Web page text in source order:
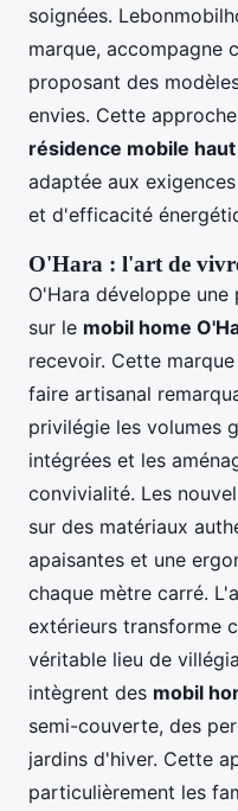
soignées.
marque, accompagne
proposant des
envies. Cette
résidence mobile
adaptée aux
et d'efficacité
O'Hara : l'art de
O'Hara développe
sur le mobil home
recevoir. Cette
faire artisanal
privilégie les volumes
intégrées et les
convivialité. Les
sur des matériaux
apaisantes et une
chaque mètre carré.
extérieurs transforme
véritable lieu de
intègrent des mobil
semi-couverte, des
jardins d'hiver. Cette
particulièrement les